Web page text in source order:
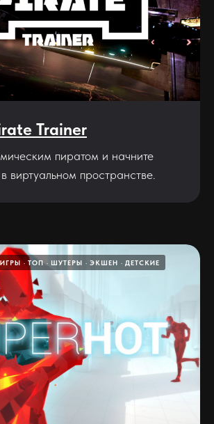
Trainer
пиратом и начните
виртуальном пространстве.
ТОП ШУТЕРЫ ЭКШЕН ДЕТСКИЕ